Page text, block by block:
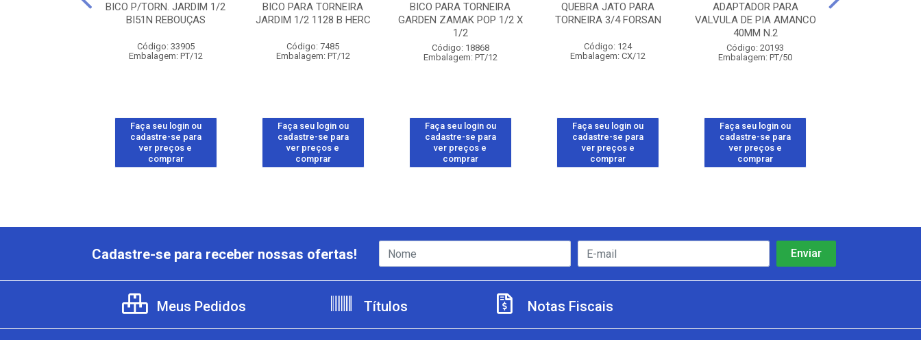
BICO P/TORN. JARDIM 1/2
BI51N REBOUÇAS
Código: 33905
Embalagem: PT/12
Faça seu login ou
cadastre-se para
ver preços e
comprar
BICO PARA TORNEIRA
JARDIM 1/2 1128 B HERC
Código: 7485
Embalagem: PT/12
Faça seu login ou
cadastre-se para
ver preços e
comprar
BICO PARA TORNEIRA
GARDEN ZAMAK POP 1/2 X
1/2
Código: 18868
Embalagem: PT/12
Faça seu login ou
cadastre-se para
ver preços e
comprar
QUEBRA JATO PARA
TORNEIRA 3/4 FORSAN
Código: 124
Embalagem: CX/12
Faça seu login ou
cadastre-se para
ver preços e
comprar
ADAPTADOR PARA
VALVULA DE PIA AMANCO
40MM N.2
Código: 20193
Embalagem: PT/50
Faça seu login ou
cadastre-se para
ver preços e
comprar
Cadastre-se para receber nossas ofertas!
Meus Pedidos Títulos Notas Fiscais